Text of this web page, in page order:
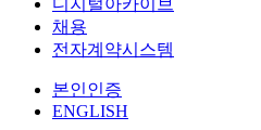
디지털아카이브
채용
전자계약시스템
본인인증
ENGLISH